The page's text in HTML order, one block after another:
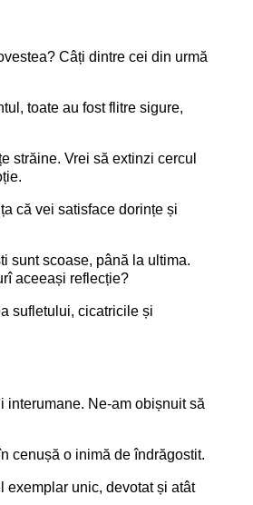
Câți dintre cei din urmă
toate au fost flitre sigure,
străine. Vrei să extinzi cercul
că vei satisface dorințe și
sunt scoase, până la ultima.
aceeași reflecție?
sufletului, cicatricile și
interumane. Ne-am obișnuit să
cenușă o inimă de îndrăgostit.
exemplar unic, devotat și atât